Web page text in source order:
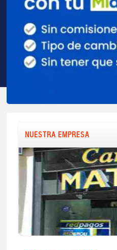
NUESTRA EMPRESA